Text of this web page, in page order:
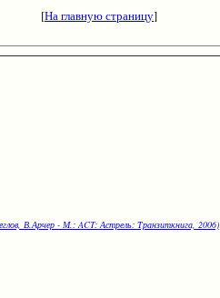
[На главную страницу]
В.Арчер - М.: ACT: Астрель: Транзиткнига, 2006)